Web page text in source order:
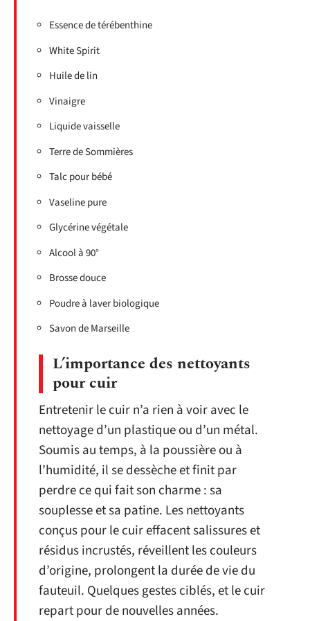
Essence de térébenthine
White Spirit
Huile de lin
Vinaigre
Liquide vaisselle
Terre de Sommières
Talc pour bébé
Vaseline pure
Glycérine végétale
Alcool à 90°
Brosse douce
Poudre à laver biologique
Savon de Marseille
L’importance des nettoyants
pour cuir
Entretenir le cuir n’a rien à voir avec le
nettoyage d’un plastique ou d’un métal.
Soumis au temps, à la poussière ou à
l’humidité, il se dessèche et finit par
perdre ce qui fait son charme : sa
souplesse et sa patine. Les nettoyants
conçus pour le cuir effacent salissures et
résidus incrustés, réveillent les couleurs
d’origine, prolongent la durée de vie du
fauteuil. Quelques gestes ciblés, et le cuir
repart pour de nouvelles années.